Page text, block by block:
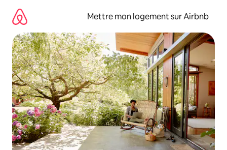
directement
contenu
Mettre mon logement sur Airbnb